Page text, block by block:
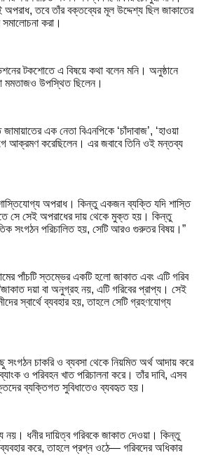
অপরাধ, তবে তাঁর বক্তব্যের মূল উদ্দেশ্য ছিল জাকাতের
করা।
টকশোতে এ বিষয়ে কথা বলেন মনি। অনুষ্ঠানে
মমতাজও উপস্থিত ছিলেন।
এক নেতা বিএনপিকে ‘চাঁদাবাজ’, ‘হাওয়া
আক্রমণ করেছিলেন। এর জবাবে তিনি ওই মন্তব্য
অপরাধ। কিন্তু একজন ব্যক্তি যদি শাস্তি
সে সেই অপরাধের দায় থেকে মুক্ত হয়। কিন্তু
সংগঠন পরিচালিত হয়, সেটি আরও গুরুতর বিষয়।”
পাঁচটি স্তম্ভের একটি হলো জাকাত এবং এটি গরিব
দয়া বা অনুগ্রহ নয়, এটি গরিবের প্রাপ্য। সেই
স্বার্থে ব্যবহার হয়, তাহলে সেটি গ্রহণযোগ্য
চাকরি ও ব্যবসা থেকে নিয়মিত অর্থ আদায় করে
ও পরিবহন খাত পরিচালনা করে। তাঁর দাবি, এসব
ব্যক্তিগত সুবিধাতেও ব্যবহৃত হয়।
নয়। ধনীর দায়িত্ব গরিবকে জাকাত দেওয়া। কিন্তু
করে, তাহলে প্রশ্ন ওঠে— গরিবদের অধিকার